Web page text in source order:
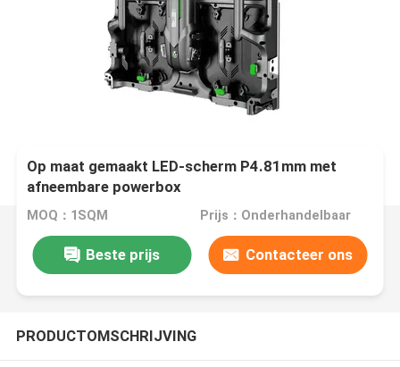
Op maat gemaakt LED-scherm P4.81mm met
afneembare powerbox
MOQ：1SQM Prijs：Onderhandelbaar
Beste prijs Contacteer ons
PRODUCTOMSCHRIJVING